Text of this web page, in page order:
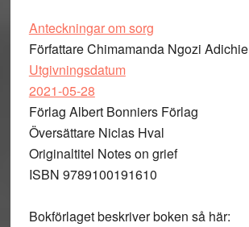
Anteckningar om sorg
Författare Chimamanda Ngozi Adichie
Utgivningsdatum
2021-05-28
Förlag Albert Bonniers Förlag
Översättare Niclas Hval
Originaltitel Notes on grief
ISBN 9789100191610
Bokförlaget beskriver boken så här: